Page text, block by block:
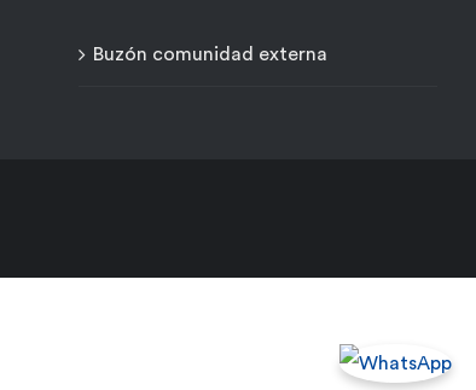
Buzón comunidad externa